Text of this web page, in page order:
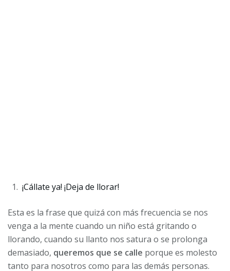
¡Cállate ya! ¡Deja de llorar!
Esta es la frase que quizá con más frecuencia se nos
venga a la mente cuando un niño está gritando o
llorando, cuando su llanto nos satura o se prolonga
demasiado, queremos que se calle porque es molesto
tanto para nosotros como para las demás personas.